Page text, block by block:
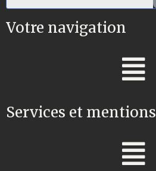
Votre navigation
Services et mentions